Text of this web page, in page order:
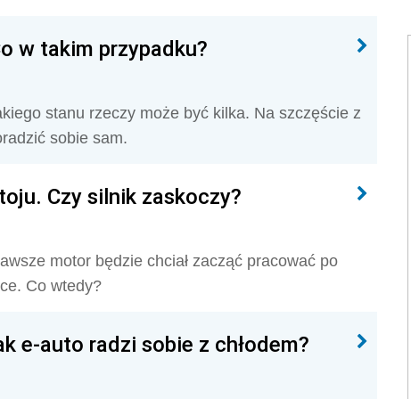
w takim przypadku?
stanu rzeczy może być kilka. Na szczęście z
sobie sam.
Czy silnik zaskoczy?
motor będzie chciał zacząć pracować po
Co wtedy?
e-auto radzi sobie z chłodem?